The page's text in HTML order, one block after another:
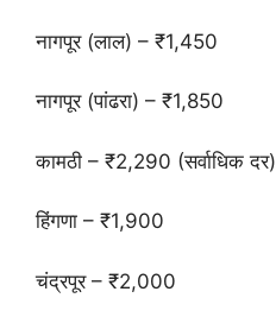
नागपूर (लाल) – ₹1,450
नागपूर (पांढरा) – ₹1,850
कामठी – ₹2,290 (सर्वाधिक दर)
हिंगणा – ₹1,900
चंद्रपूर – ₹2,000